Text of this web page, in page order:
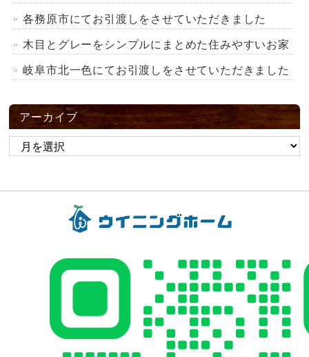
各務原市にてお引渡しをさせていただきました
木目とグレーをシンプルにまとめた住みやすいお家
岐阜市北一色にてお引渡しをさせていただきました
アーカイブ